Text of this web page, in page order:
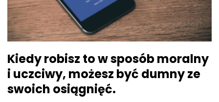
Kiedy robisz to w sposób moralny
i uczciwy, możesz być dumny ze
swoich osiągnięć.